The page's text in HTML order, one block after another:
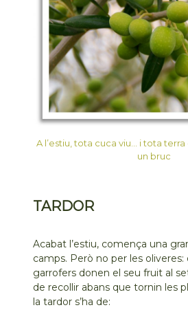
A l’estiu, tota cuca viu… i tota
un bruc
TARDOR
Acabat l’estiu, comença una
camps. Però no per les oliveres:
garrofers donen el seu fruit al
de recollir abans que tornin les
la tardor s’ha de: